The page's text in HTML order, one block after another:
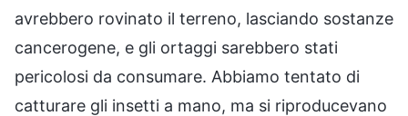
avrebbero rovinato il terreno, lasciando sostanze
cancerogene, e gli ortaggi sarebbero stati
pericolosi da consumare. Abbiamo tentato di
catturare gli insetti a mano, ma si riproducevano